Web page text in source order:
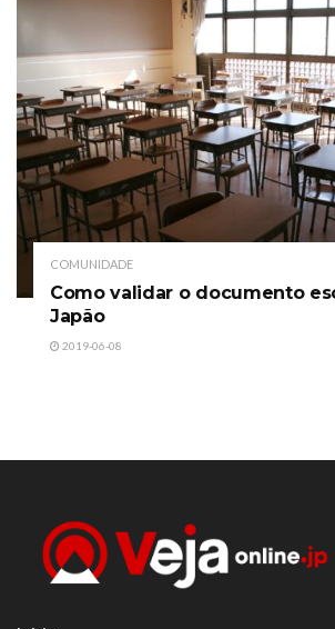
COMUNIDADE
Como validar o documento
Japão
2019-06-08